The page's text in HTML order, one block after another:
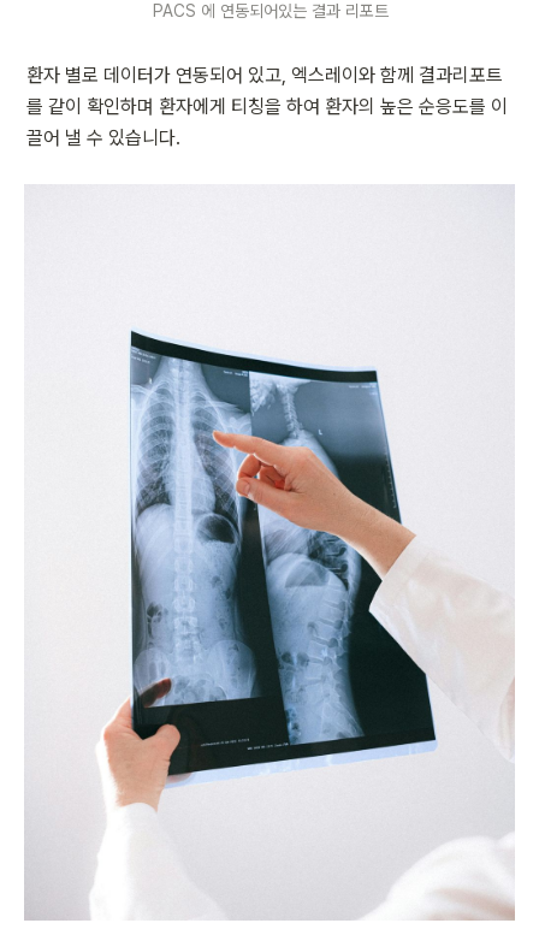
PACS 에 연동되어있는 결과 리포트
환자 별로 데이터가 연동되어 있고, 엑스레이와 함께 결과리포트
를 같이 확인하며 환자에게 티칭을 하여 환자의 높은 순응도를 이
끌어 낼 수 있습니다.